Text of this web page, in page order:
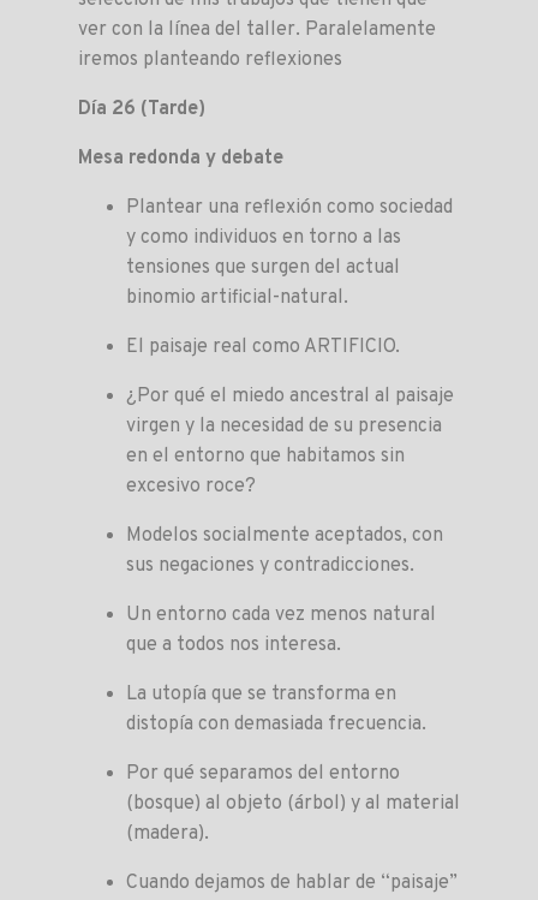
ver con la línea del taller. Paralelamente
iremos planteando reflexiones
Día 26 (Tarde)
Mesa redonda y debate
Plantear una reflexión como sociedad
y como individuos en torno a las
tensiones que surgen del actual
binomio artificial-natural.
El paisaje real como ARTIFICIO.
¿Por qué el miedo ancestral al paisaje
virgen y la necesidad de su presencia
en el entorno que habitamos sin
excesivo roce?
Modelos socialmente aceptados, con
sus negaciones y contradicciones.
Un entorno cada vez menos natural
que a todos nos interesa.
La utopía que se transforma en
distopía con demasiada frecuencia.
Por qué separamos del entorno
(bosque) al objeto (árbol) y al material
(madera).
Cuando dejamos de hablar de “paisaje”